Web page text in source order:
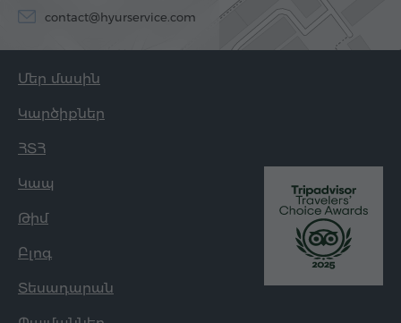
contact@hyurservice.com
Մեր մասին
Կարծիքներ
ՀՏՀ
Կապ
Թիմ
Բլոգ
Տեսադարան